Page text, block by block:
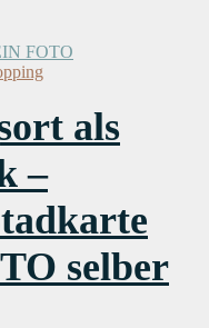
als
–
selber